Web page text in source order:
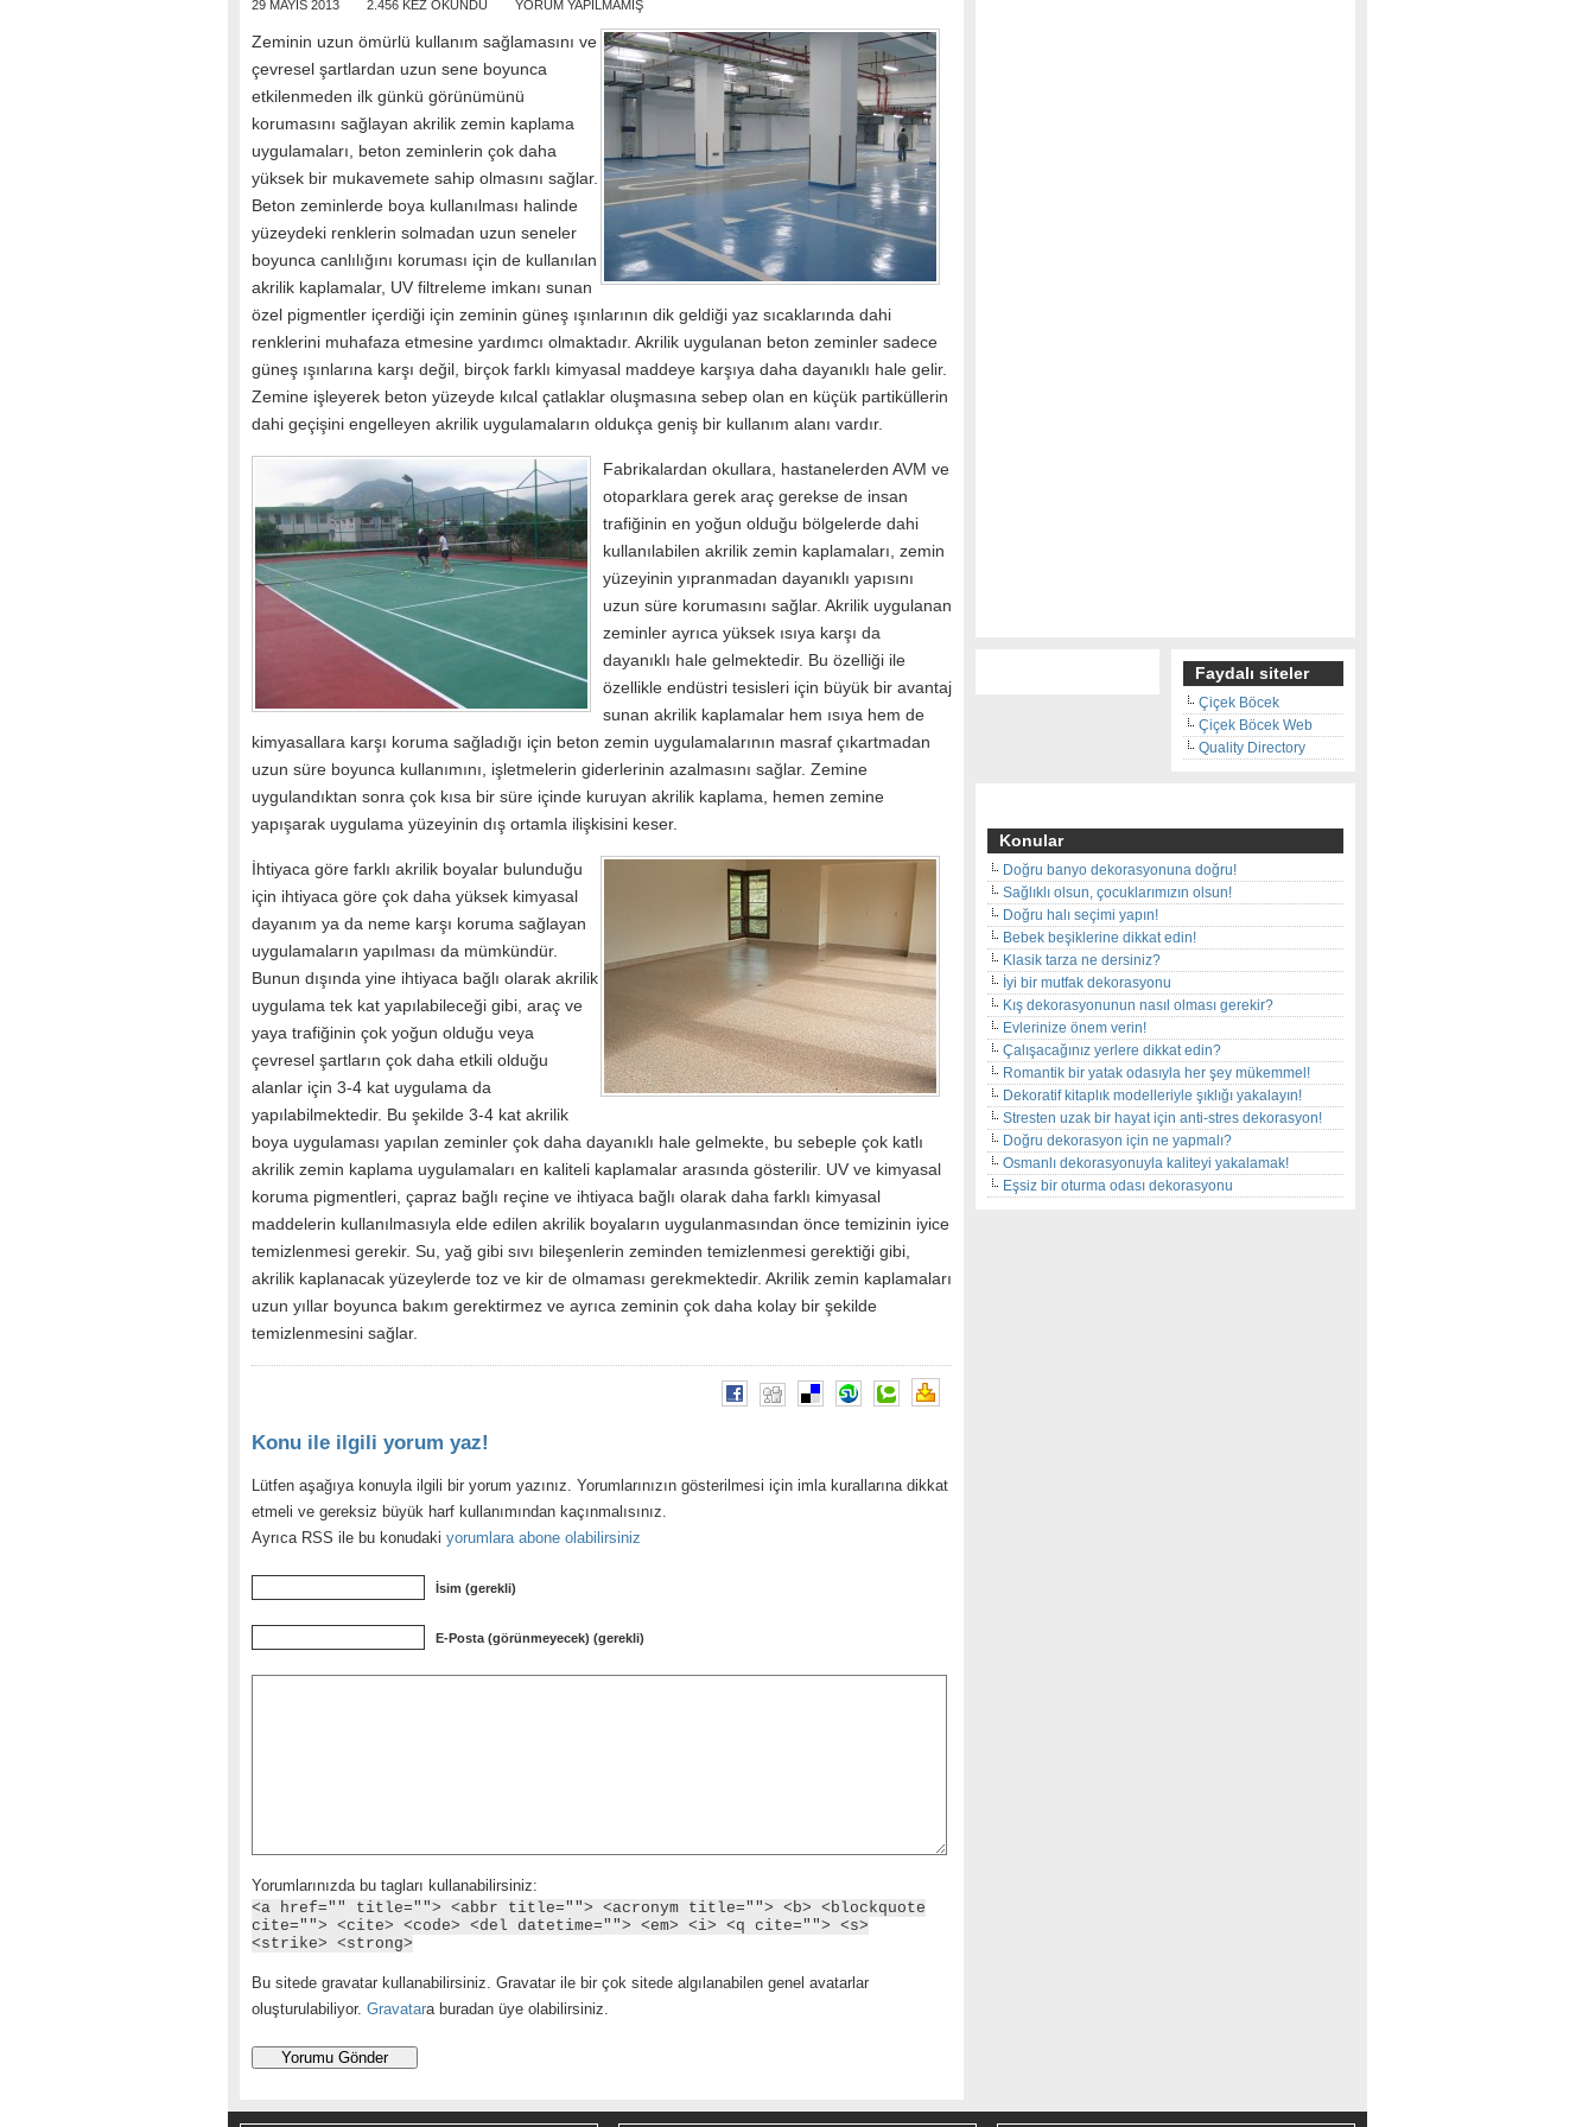
29 MAYIS 2013 2.456 KEZ OKUNDU YORUM YAPILMAMIŞ
Zeminin uzun ömürlü kullanım sağlamasını ve
çevresel şartlardan uzun sene boyunca
etkilenmeden ilk günkü görünümünü
korumasını sağlayan akrilik zemin kaplama
uygulamaları, beton zeminlerin çok daha
yüksek bir mukavemete sahip olmasını sağlar.
Beton zeminlerde boya kullanılması halinde
yüzeydeki renklerin solmadan uzun seneler
boyunca canlılığını koruması için de kullanılan
akrilik kaplamalar, UV filtreleme imkanı sunan
özel pigmentler içerdiği için zeminin güneş ışınlarının dik geldiği yaz sıcaklarında dahi
renklerini muhafaza etmesine yardımcı olmaktadır. Akrilik uygulanan beton zeminler sadece
güneş ışınlarına karşı değil, birçok farklı kimyasal maddeye karşıya daha dayanıklı hale gelir.
Zemine işleyerek beton yüzeyde kılcal çatlaklar oluşmasına sebep olan en küçük partiküllerin
dahi geçişini engelleyen akrilik uygulamaların oldukça geniş bir kullanım alanı vardır.
Fabrikalardan okullara, hastanelerden AVM ve
otoparklara gerek araç gerekse de insan
trafiğinin en yoğun olduğu bölgelerde dahi
kullanılabilen akrilik zemin kaplamaları, zemin
yüzeyinin yıpranmadan dayanıklı yapısını
uzun süre korumasını sağlar. Akrilik uygulanan
zeminler ayrıca yüksek ısıya karşı da
dayanıklı hale gelmektedir. Bu özelliği ile
özellikle endüstri tesisleri için büyük bir avantaj
sunan akrilik kaplamalar hem ısıya hem de
kimyasallara karşı koruma sağladığı için beton zemin uygulamalarının masraf çıkartmadan
uzun süre boyunca kullanımını, işletmelerin giderlerinin azalmasını sağlar. Zemine
uygulandıktan sonra çok kısa bir süre içinde kuruyan akrilik kaplama, hemen zemine
yapışarak uygulama yüzeyinin dış ortamla ilişkisini keser.
İhtiyaca göre farklı akrilik boyalar bulunduğu
için ihtiyaca göre çok daha yüksek kimyasal
dayanım ya da neme karşı koruma sağlayan
uygulamaların yapılması da mümkündür.
Bunun dışında yine ihtiyaca bağlı olarak akrilik
uygulama tek kat yapılabileceği gibi, araç ve
yaya trafiğinin çok yoğun olduğu veya
çevresel şartların çok daha etkili olduğu
alanlar için 3-4 kat uygulama da
yapılabilmektedir. Bu şekilde 3-4 kat akrilik
boya uygulaması yapılan zeminler çok daha dayanıklı hale gelmekte, bu sebeple çok katlı
akrilik zemin kaplama uygulamaları en kaliteli kaplamalar arasında gösterilir. UV ve kimyasal
koruma pigmentleri, çapraz bağlı reçine ve ihtiyaca bağlı olarak daha farklı kimyasal
maddelerin kullanılmasıyla elde edilen akrilik boyaların uygulanmasından önce temizinin iyice
temizlenmesi gerekir. Su, yağ gibi sıvı bileşenlerin zeminden temizlenmesi gerektiği gibi,
akrilik kaplanacak yüzeylerde toz ve kir de olmaması gerekmektedir. Akrilik zemin kaplamaları
uzun yıllar boyunca bakım gerektirmez ve ayrıca zeminin çok daha kolay bir şekilde
temizlenmesini sağlar.
Konu ile ilgili yorum yaz!
Lütfen aşağıya konuyla ilgili bir yorum yazınız. Yorumlarınızın gösterilmesi için imla kurallarına dikkat
etmeli ve gereksiz büyük harf kullanımından kaçınmalısınız.
Ayrıca RSS ile bu konudaki yorumlara abone olabilirsiniz
İsim (gerekli)
E-Posta (görünmeyecek) (gerekli)
Yorumlarınızda bu tagları kullanabilirsiniz:
<a href="" title=""> <abbr title=""> <acronym title=""> <b> <blockquote
cite=""> <cite> <code> <del datetime=""> <em> <i> <q cite=""> <s>
<strike> <strong>
Bu sitede gravatar kullanabilirsiniz. Gravatar ile bir çok sitede algılanabilen genel avatarlar
oluşturulabiliyor. Gravatara buradan üye olabilirsiniz.
Faydalı siteler
Çiçek Böcek
Çiçek Böcek Web
Quality Directory
Konular
Doğru banyo dekorasyonuna doğru!
Sağlıklı olsun, çocuklarımızın olsun!
Doğru halı seçimi yapın!
Bebek beşiklerine dikkat edin!
Klasik tarza ne dersiniz?
İyi bir mutfak dekorasyonu
Kış dekorasyonunun nasıl olması gerekir?
Evlerinize önem verin!
Çalışacağınız yerlere dikkat edin?
Romantik bir yatak odasıyla her şey mükemmel!
Dekoratif kitaplık modelleriyle şıklığı yakalayın!
Stresten uzak bir hayat için anti-stres dekorasyon!
Doğru dekorasyon için ne yapmalı?
Osmanlı dekorasyonuyla kaliteyi yakalamak!
Eşsiz bir oturma odası dekorasyonu